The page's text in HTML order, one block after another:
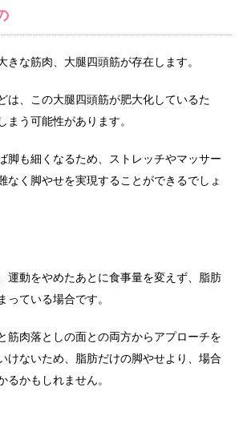
きな筋肉、大腿四頭筋が存在します。
は、この大腿四頭筋が肥大化しているた
まう可能性があります。
脚も細くなるため、ストレッチやマッサー
なく脚やせを実現することができるでしょ
運動をやめたあとに食事量を変えず、脂肪
っている場合です。
筋肉落としの面との両方からアプローチを
けないため、脂肪だけの脚やせより、場合
るかもしれません。